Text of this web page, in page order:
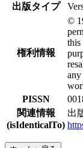
出版タイプ
権利情報
©
this
PISSN
関連情報
(isIdenticalTo)
出